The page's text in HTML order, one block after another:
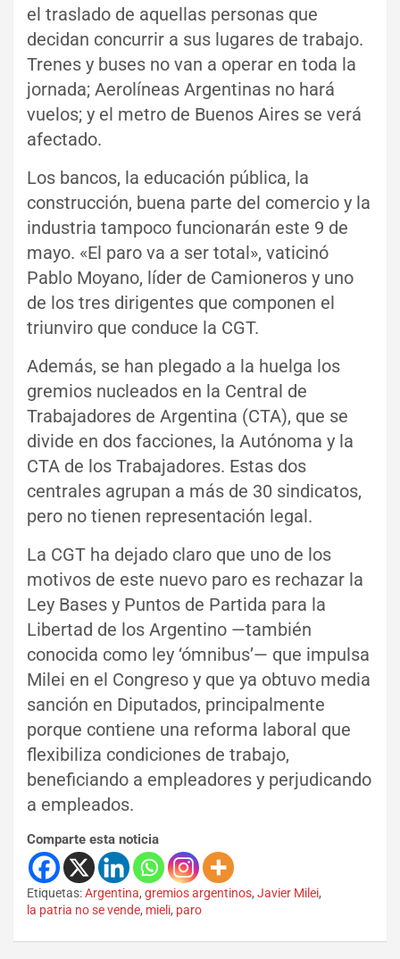
el traslado de aquellas personas que
decidan concurrir a sus lugares de trabajo.
Trenes y buses no van a operar en toda la
jornada; Aerolíneas Argentinas no hará
vuelos; y el metro de Buenos Aires se verá
afectado.
Los bancos, la educación pública, la
construcción, buena parte del comercio y la
industria tampoco funcionarán este 9 de
mayo. «El paro va a ser total», vaticinó
Pablo Moyano, líder de Camioneros y uno
de los tres dirigentes que componen el
triunviro que conduce la CGT.
Además, se han plegado a la huelga los
gremios nucleados en la Central de
Trabajadores de Argentina (CTA), que se
divide en dos facciones, la Autónoma y la
CTA de los Trabajadores. Estas dos
centrales agrupan a más de 30 sindicatos,
pero no tienen representación legal.
La CGT ha dejado claro que uno de los
motivos de este nuevo paro es rechazar la
Ley Bases y Puntos de Partida para la
Libertad de los Argentino —también
conocida como ley ‘ómnibus’— que impulsa
Milei en el Congreso y que ya obtuvo media
sanción en Diputados, principalmente
porque contiene una reforma laboral que
flexibiliza condiciones de trabajo,
beneficiando a empleadores y perjudicando
a empleados.
Comparte esta noticia
Etiquetas:Argentina, gremios argentinos, Javier Milei,
la patria no se vende, mieli, paro